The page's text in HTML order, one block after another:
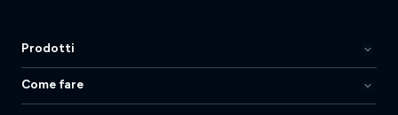
Prodotti
Come fare